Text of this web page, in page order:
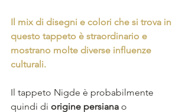
Il mix di disegni e colori che si trova in
questo tappeto è straordinario e
mostrano molte diverse influenze
culturali.
Il tappeto Nigde è probabilmente
quindi di origine persiana o